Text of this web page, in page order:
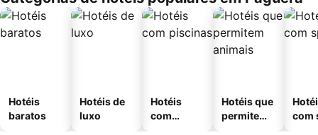
Hotéis
baratos
Hotéis de
luxo
Hotéis
com
Hotéis que
permitem
com